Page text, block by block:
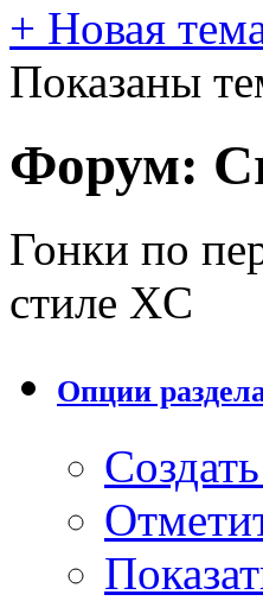
+ Новая
Показаны
Форум:
Гонки по
стиле XC
Опции